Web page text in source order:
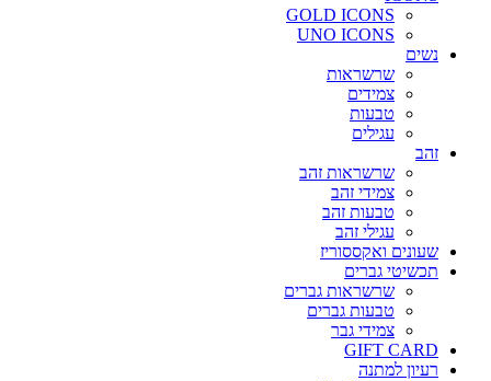
GOLD ICONS
UNO ICONS
נשים
שרשראות
צמידים
טבעות
עגילים
זהב
שרשראות זהב
צמידי זהב
טבעות זהב
עגילי זהב
שעונים ואקססוריז
תכשיטי גברים
שרשראות גברים
טבעות גברים
צמידי גבר
GIFT CARD
רעיון למתנה